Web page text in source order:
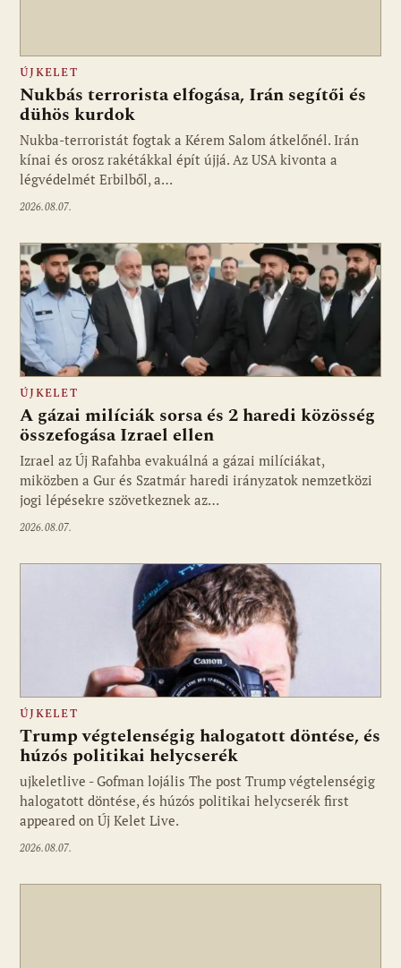
ÚJKELET
Nukbás terrorista elfogása, Irán segítői és
dühös kurdok
Nukba-terroristát fogtak a Kérem Salom átkelőnél. Irán
kínai és orosz rakétákkal épít újjá. Az USA kivonta a
légvédelmét Erbilből, a…
2026.08.07.
ÚJKELET
A gázai milíciák sorsa és 2 haredi közösség
összefogása Izrael ellen
Izrael az Új Rafahba evakuálná a gázai milíciákat,
miközben a Gur és Szatmár haredi irányzatok nemzetközi
jogi lépésekre szövetkeznek az…
2026.08.07.
Fotó: ujkelet.live
ÚJKELET
Trump végtelenségig halogatott döntése, és
húzós politikai helycserék
ujkeletlive - Gofman lojális The post Trump végtelenségig
halogatott döntése, és húzós politikai helycserék first
appeared on Új Kelet Live.
2026.08.07.